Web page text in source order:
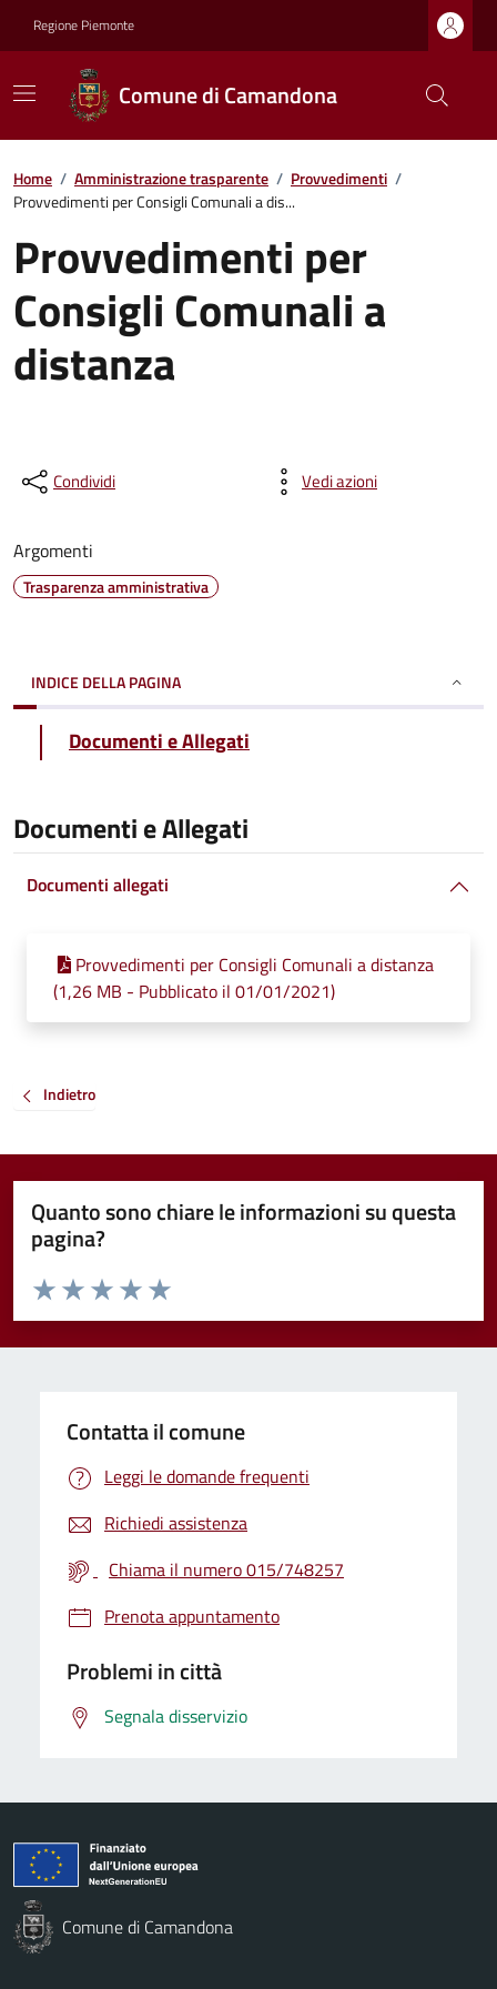
Regione Piemonte
Comune di Camandona
Home / Amministrazione trasparente / Provvedimenti /
Provvedimenti per Consigli Comunali a dis...
Provvedimenti per
Consigli Comunali a
distanza
Condividi Vedi azioni
Argomenti
Trasparenza amministrativa
INDICE DELLA PAGINA
Documenti e Allegati
Documenti e Allegati
Documenti allegati
Provvedimenti per Consigli Comunali a distanza
(1,26 MB - Pubblicato il 01/01/2021)
Indietro
Quanto sono chiare le informazioni su questa
pagina?
Valuta da 1 a 5 stelle la pagina
Valuta 5 stelle su 5
Valuta 4 stelle su 5
Valuta 3 stelle su 5
Valuta 2 stelle su 5
Valuta 1 stelle su 5
Contatta il comune
Leggi le domande frequenti
Richiedi assistenza
Chiama il numero 015/748257
Prenota appuntamento
Problemi in città
Segnala disservizio
Comune di Camandona